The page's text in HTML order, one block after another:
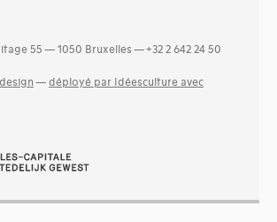
55 — 1050 Bruxelles — +32 2 642 24 50
— déployé par Idéesculture avec